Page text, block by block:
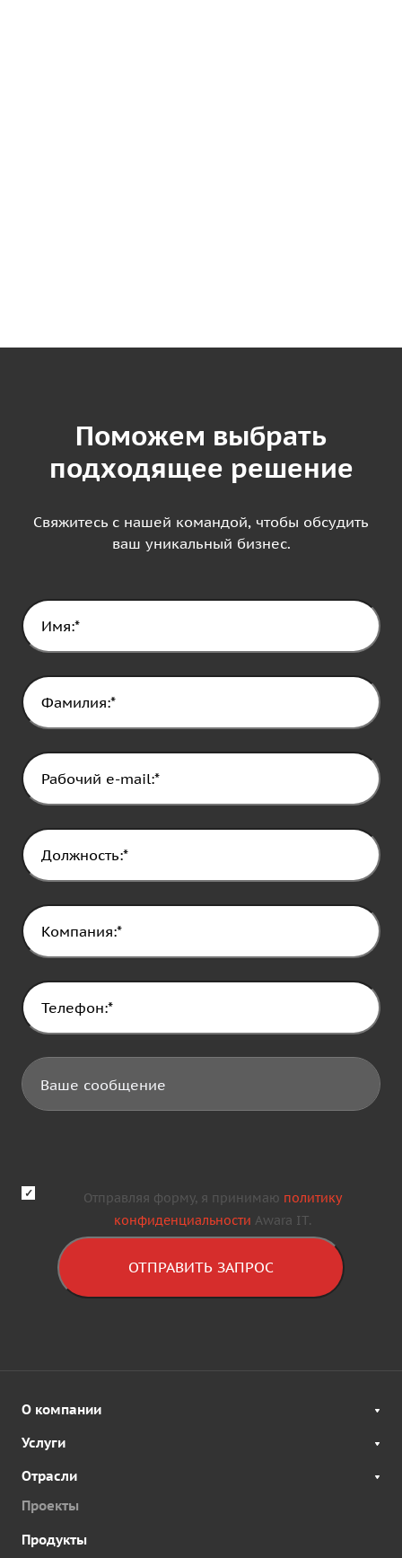
Поможем выбрать
подходящее решение
Свяжитесь с нашей командой, чтобы обсудить
ваш уникальный бизнес.
Отправляя форму, я принимаю политику
конфиденциальности Awara IT.
ОТПРАВИТЬ ЗАПРОС
О компании
Услуги
Отрасли
Проекты
Продукты